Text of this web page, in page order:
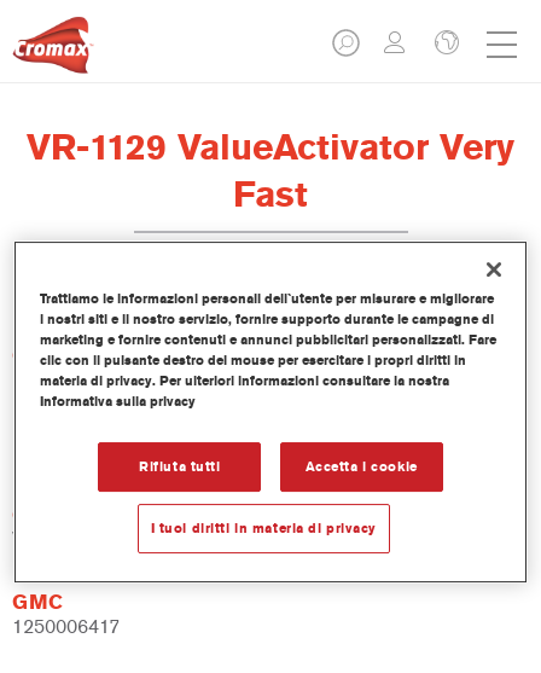
VR-1129 ValueActivator Very
Fast
Caratteristiche del prodotto
Codice materiale
VR-1129 1.00 LI
GMC
1250006417
Trattiamo le informazioni personali dell`utente per misurare e migliorare
i nostri siti e il nostro servizio, fornire supporto durante le campagne di
marketing e fornire contenuti e annunci pubblicitari personalizzati. Fare
clic con il pulsante destro del mouse per esercitare i propri diritti in
materia di privacy. Per ulteriori informazioni consultare la nostra
Informativa sulla privacy
Rifiuta tutti Accetta i cookie
I tuoi diritti in materia di privacy